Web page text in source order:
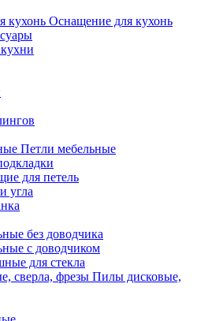
Оснащение для кухонь
Петли мебельные
для петель
угла
без доводчика
с доводчиком
для стекла
Пилы дисковые,